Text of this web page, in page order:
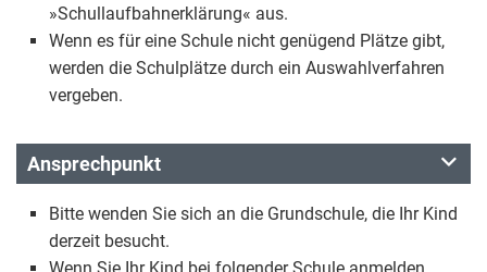
»Schullaufbahnerklärung« aus.
Wenn es für eine Schule nicht genügend Plätze gibt,
werden die Schulplätze durch ein Auswahlverfahren
vergeben.
Ansprechpunkt
Bitte wenden Sie sich an die Grundschule, die Ihr Kind
derzeit besucht.